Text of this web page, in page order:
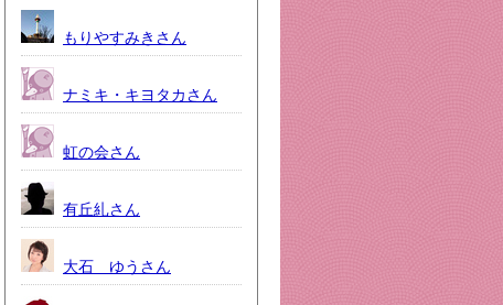
もりやすみきさん
ナミキ・キヨタカさん
虹の会さん
有丘糺さん
大石 ゆうさん